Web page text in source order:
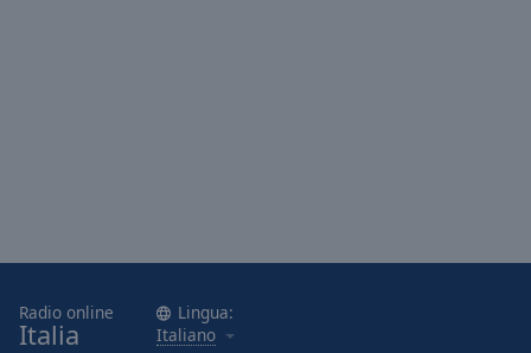
Radio online
Italia
Lingua:
Italiano